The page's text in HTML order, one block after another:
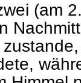
(am